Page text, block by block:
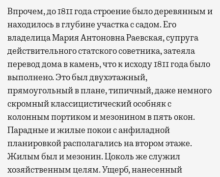
Впрочем, до 1811 года строение было деревянным и
находилось в глубине участка с садом. Его
владелица Мария Антоновна Раевская, супруга
действительного статского советника, затеяла
перевод дома в камень, что к исходу 1811 года было
выполнено. Это был двухэтажный,
прямоугольный в плане, типичный, даже немного
скромный классицистический особняк с
колонным портиком и мезонином в пять окон.
Парадные и жилые покои с анфиладной
планировкой располагались на втором этаже.
Жилым был и мезонин. Цоколь же служил
хозяйственным целям. Ущерб, нанесенный